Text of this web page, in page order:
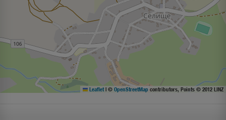
Leaflet | © OpenStreetMap contributors, Points © 2012 LINZ